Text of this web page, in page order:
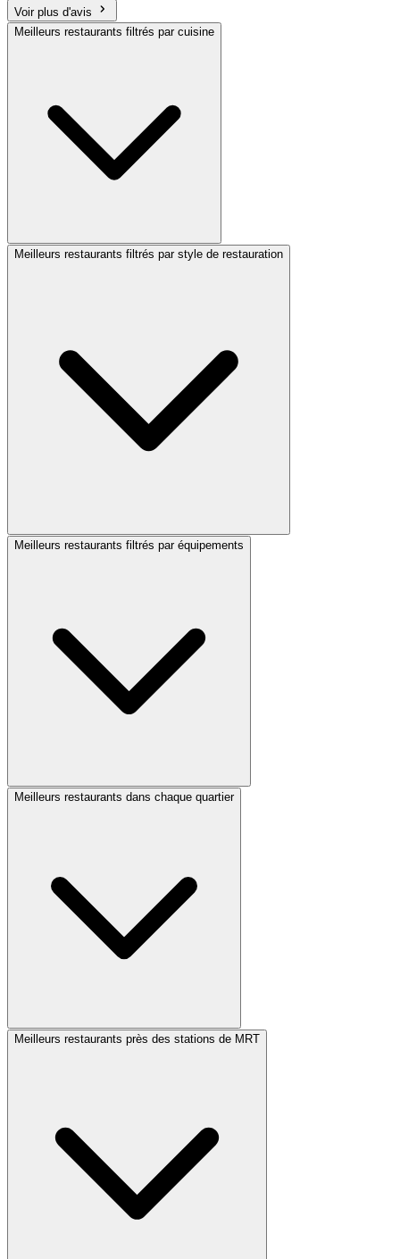
Voir plus d'avis
Meilleurs restaurants filtrés par cuisine
Meilleurs restaurants filtrés par style de restauration
Meilleurs restaurants filtrés par équipements
Meilleurs restaurants dans chaque quartier
Meilleurs restaurants près des stations de MRT